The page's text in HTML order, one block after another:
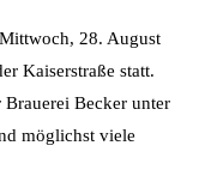
28. August
Kaiserstraße statt.
Becker unter
möglichst viele